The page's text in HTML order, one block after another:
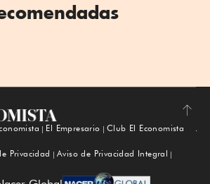
Subir
El Empresario
Club El Economista
Privacidad
Aviso de Privacidad Integral